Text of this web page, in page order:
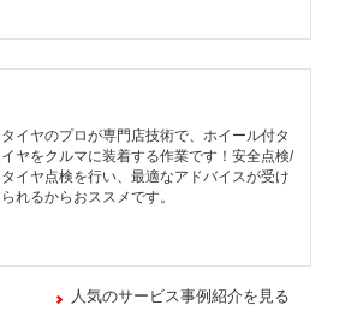
タイヤのプロが専門店技術で、ホイール付タ
イヤをクルマに装着する作業です！安全点検/
タイヤ点検を行い、最適なアドバイスが受け
られるからおススメです。
人気のサービス事例紹介を見る